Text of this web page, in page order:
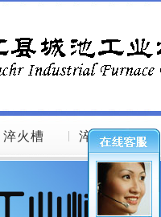
淬火槽 淬火槽图片